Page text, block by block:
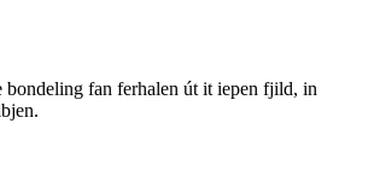
fan ferhalen út it iepen fjild, in